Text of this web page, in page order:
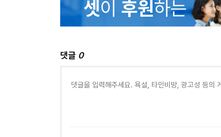
댓글 0